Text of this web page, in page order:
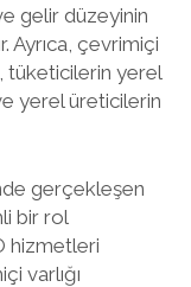
gelir düzeyinin
Ayrıca, çevrimiçi
tüketicilerin yerel
yerel üreticilerin
gerçekleşen
bir rol
hizmetleri
varlığı